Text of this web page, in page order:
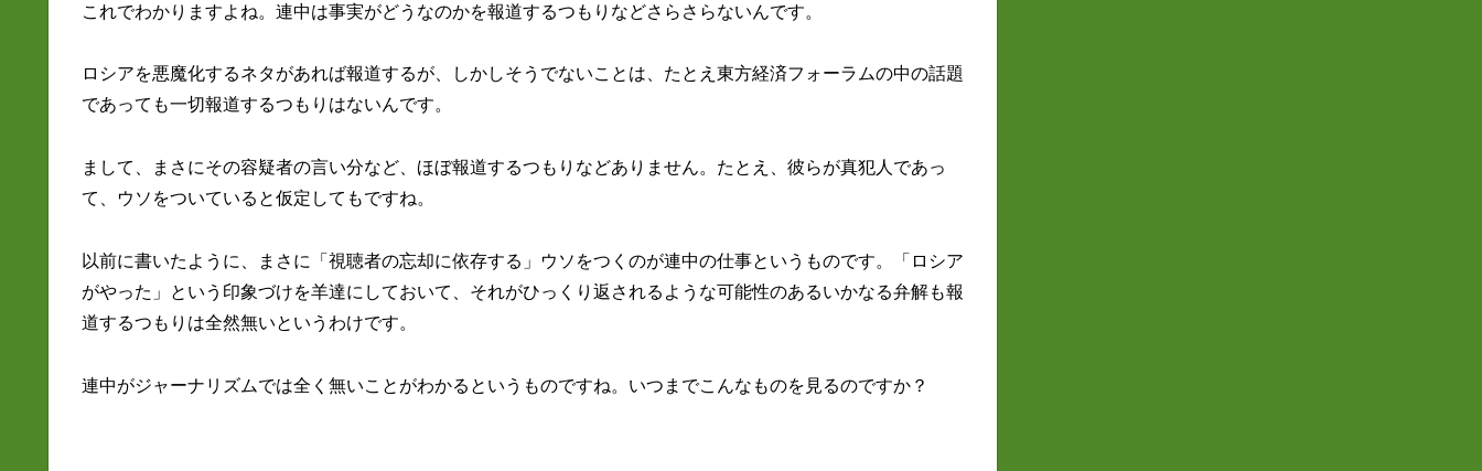
これでわかりますよね。連中は事実がどうなのかを報道するつもりなどさらさらないんです。
ロシアを悪魔化するネタがあれば報道するが、しかしそうでないことは、たとえ東方経済フォーラムの中の話題
であっても一切報道するつもりはないんです。
まして、まさにその容疑者の言い分など、ほぼ報道するつもりなどありません。たとえ、彼らが真犯人であっ
て、ウソをついていると仮定してもですね。
以前に書いたように、まさに「視聴者の忘却に依存する」ウソをつくのが連中の仕事というものです。「ロシア
がやった」という印象づけを羊達にしておいて、それがひっくり返されるような可能性のあるいかなる弁解も報
道するつもりは全然無いというわけです。
連中がジャーナリズムでは全く無いことがわかるというものですね。いつまでこんなものを見るのですか？